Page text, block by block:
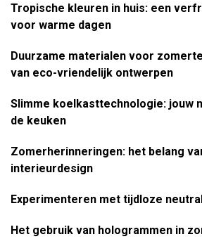
Tropische kleuren in huis: een
voor warme dagen
Duurzame materialen voor
van eco-vriendelijk ontwerpen
Slimme koelkasttechnologie: jouw
de keuken
Zomerherinneringen: het belang
interieurdesign
Experimenteren met tijdloze
Het gebruik van hologrammen in